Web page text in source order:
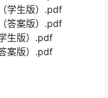
学生版）.pdf
答案版）.pdf
生版）.pdf
案版）.pdf